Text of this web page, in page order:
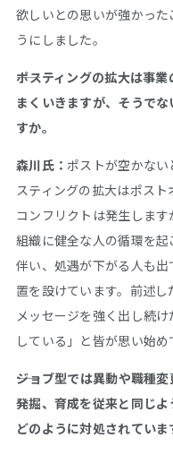
欲しいとの思いが強かっ
うにしました。
――ポスティングの拡大は事
まくいきますが、そうで
すか。
森川氏：ポストが空かな
スティングの拡大はポス
コンフリクトは発生します
組織に健全な人の循環を
伴い、処遇が下がる人も
置を設けています。前述
メッセージを強く出し続
している」と皆が思い始め
――ジョブ型では異動や職種
発掘、育成を従来と同じ
どのように対処されていま